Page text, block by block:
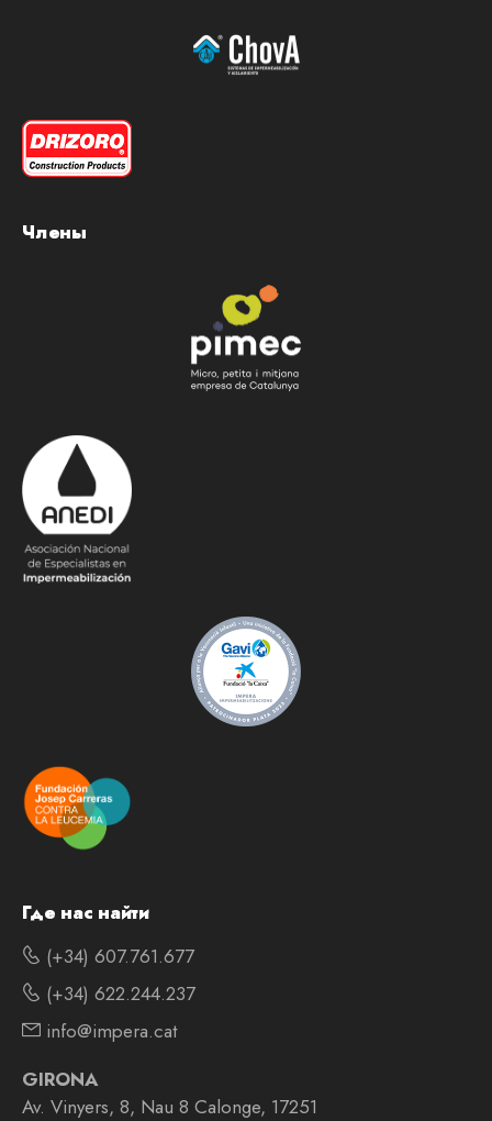
Члены
Где нас найти
(+34) 607.761.677
(+34) 622.244.237
info@impera.cat
GIRONA
Av. Vinyers, 8, Nau 8 Calonge, 17251